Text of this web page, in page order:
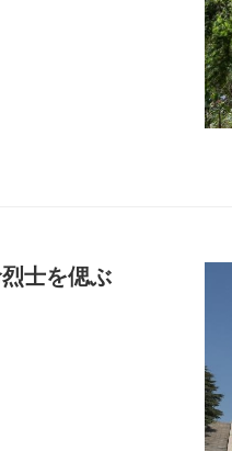
士を偲ぶ